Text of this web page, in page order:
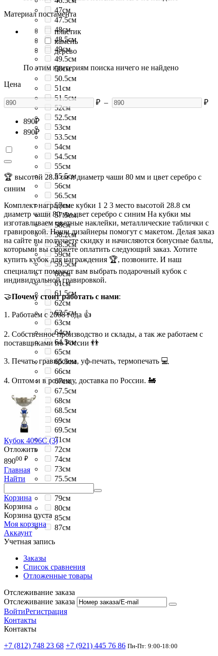
47см
47.5см
48см
48.5см
49см
49.5см
50см
50.5см
51см
51.5см
52см
52.5см
53см
53.5см
54см
54.5см
55см
55.5см
56см
56.5см
57см
57.5см
58см
58.2см
58.5см
59см
59.5см
60см
61см
61.5см
62см
62.5см
63см
64см
64.5см
65см
65.5см
66см
67см
67.5см
68см
68.5см
69см
69.5см
71см
72см
74см
73см
75.5см
79см
80см
85см
87см
Материал постамента
пластик
камень
дерево
По этим критериям поиска ничего не найдено
Цена
₽ – ₽
890₽
890₽
🏆 высотой 28.8 см и диаметр чаши 80 мм и цвет серебро с
синим
Комплект наградные кубки 1 2 3 место высотой 28.8 см
диаметр чаши 80 мм цвет серебро с синим На кубки мы
изготавливаем цветные наклейки, металлические таблички с
гравировкой. Наши дизайнеры помогут с макетом. Делая заказ
на сайте вы получаете скидку и начисляются бонусные баллы,
которыми вы сможете оплатить следующий заказ. Хотите
купить кубок для награждения 🏆, позвоните. И наш
специалист поможет вам выбрать подарочный кубок с
индивидуальной гравировкой.
🤝Почему стоит работать с нами:
1. Работаем с 2008 года 👍
2. Собственное производство и склады, а так же работаем с
поставщиками по России 👬
3. Печать, гравировка, уф-печать, термопечать 💻
4. Оптом и в розницу, доставка по России. 🚂
Кубок 4096C (3)
Отложить
89000 ₽
Главная
Найти
Корзина
Корзина
Корзина пуста
Моя корзина
Аккаунт
Учетная запись
Заказы
Список сравнения
Отложенные товары
Отслеживание заказа
Отслеживание заказа
ВойтиРегистрация
Контакты
Контакты
+7 (812) 748 23 68 +7 (921) 445 76 86 Пн-Пт: 9:00-18:00